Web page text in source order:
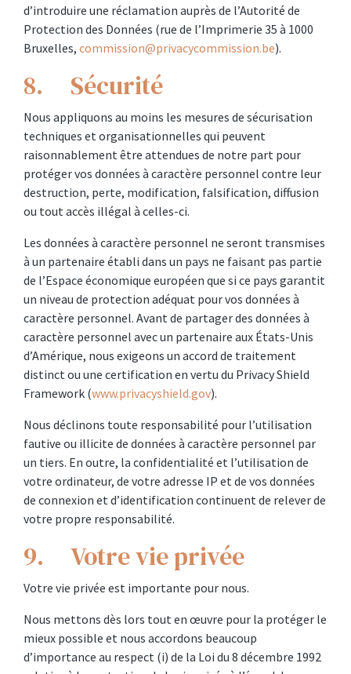
d’introduire une réclamation auprès de l’Autorité de
Protection des Données (rue de l’Imprimerie 35 à 1000
Bruxelles, commission@privacycommission.be).
8. Sécurité
Nous appliquons au moins les mesures de sécurisation
techniques et organisationnelles qui peuvent
raisonnablement être attendues de notre part pour
protéger vos données à caractère personnel contre leur
destruction, perte, modification, falsification, diffusion
ou tout accès illégal à celles-ci.
Les données à caractère personnel ne seront transmises
à un partenaire établi dans un pays ne faisant pas partie
de l’Espace économique européen que si ce pays garantit
un niveau de protection adéquat pour vos données à
caractère personnel. Avant de partager des données à
caractère personnel avec un partenaire aux États-Unis
d’Amérique, nous exigeons un accord de traitement
distinct ou une certification en vertu du Privacy Shield
Framework (www.privacyshield.gov).
Nous déclinons toute responsabilité pour l’utilisation
fautive ou illicite de données à caractère personnel par
un tiers. En outre, la confidentialité et l’utilisation de
votre ordinateur, de votre adresse IP et de vos données
de connexion et d’identification continuent de relever de
votre propre responsabilité.
9. Votre vie privée
Votre vie privée est importante pour nous.
Nous mettons dès lors tout en œuvre pour la protéger le
mieux possible et nous accordons beaucoup
d’importance au respect (i) de la Loi du 8 décembre 1992